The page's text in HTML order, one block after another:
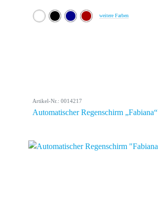
weitere Farben
Artikel-Nr.: 0014217
Automatischer Regenschirm „Fabiana“